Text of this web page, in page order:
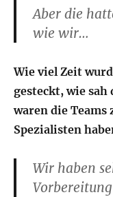
Aber die
wie wir…
Wie viel Zeit
gesteckt, wie sah
waren die Teams
Spezialisten
Wir haben